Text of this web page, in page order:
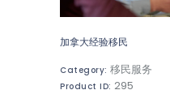
加拿大经验移民
Category: 移民服务
Product ID: 295